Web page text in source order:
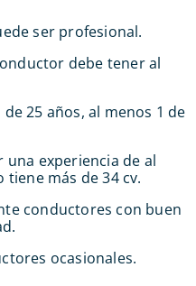
ser profesional.
debe tener al
25 años, al menos 1 de
experiencia de al
tiene más de 34 cv.
conductores con buen
ocasionales.